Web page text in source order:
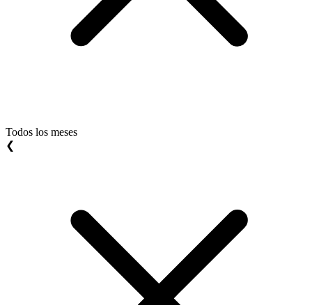
Todos los meses
❮